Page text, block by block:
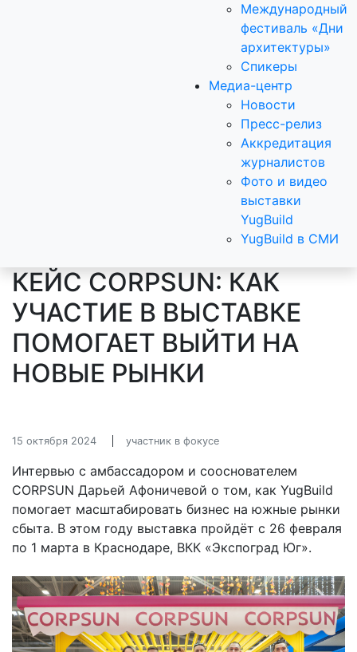
Международный
фестиваль «Дни
архитектуры»
Спикеры
Медиа-центр
Новости
Пресс-релиз
Аккредитация
журналистов
Фото и видео
выставки
YugBuild
YugBuild в СМИ
КЕЙС CORPSUN: КАК
УЧАСТИЕ В ВЫСТАВКЕ
ПОМОГАЕТ ВЫЙТИ НА
НОВЫЕ РЫНКИ
15 октября 2024 участник в фокусе
Интервью с амбассадором и сооснователем
CORPSUN Дарьей Афоничевой о том, как YugBuild
помогает масштабировать бизнес на южные рынки
сбыта. В этом году выставка пройдёт с 26 февраля
по 1 марта в Краснодаре, ВКК «Экспоград Юг».